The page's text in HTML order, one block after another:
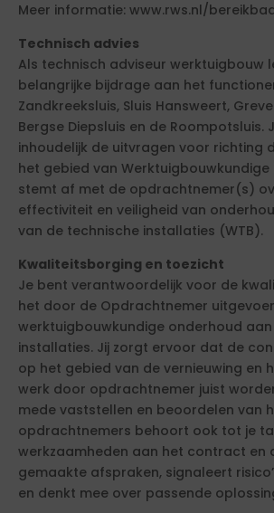
Meer informatie: www.rws.nl/
Technisch advies
Als technisch adviseur werktuigbouw
belangrijke bijdrage aan het
Zandkreeksluis, Sluis Hansweert,
Bergse Diepsluis en de Roompotsluis.
inhoudelijk de uitvragen voor richting
het gebied van
stemt af met de opdrachtnemer(s)
effectiviteit en veiligheid van
van de technische installaties (WTB).
Kwaliteitsborging en toezicht
Je bent verantwoordelijk voor de
het door de Opdrachtnemer
werktuigbouwkundige onderhoud
installaties. Jij zorgt ervoor dat de
op het gebied van de vernieuwing en
werk door opdrachtnemer juist
mede vaststellen en beoordelen van
opdrachtnemers behoort ook tot je
werkzaamheden aan het contract en
gemaakte afspraken, signaleert
en denkt mee over passende